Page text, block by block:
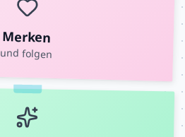
Merken
und folgen